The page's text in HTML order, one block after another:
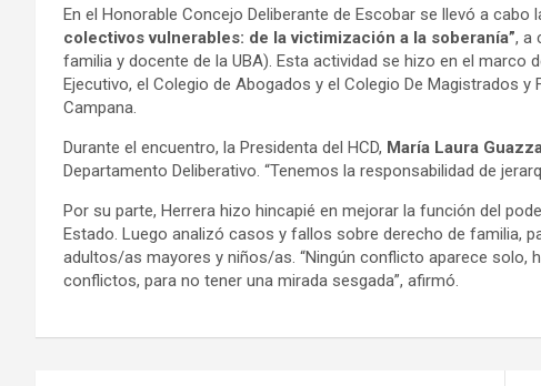
En el Honorable Concejo Deliberante de Escobar se llevó a cabo
colectivos vulnerables: de la victimización a la soberanía”, a
familia y docente de la UBA). Esta actividad se hizo en el marco
Ejecutivo, el Colegio de Abogados y el Colegio De Magistrados
Campana.
Durante el encuentro, la Presidenta del HCD, María Laura
Departamento Deliberativo. “Tenemos la responsabilidad de
Por su parte, Herrera hizo hincapié en mejorar la función del
Estado. Luego analizó casos y fallos sobre derecho de familia,
adultos/as mayores y niños/as. “Ningún conflicto aparece solo,
conflictos, para no tener una mirada sesgada”, afirmó.